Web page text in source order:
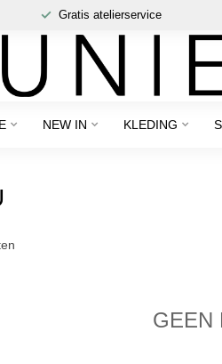
Gratis atelierservice
NEW IN KLEDING
GEEN